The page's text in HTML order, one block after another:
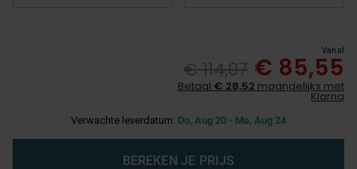
Vanaf
€ 114,07 € 85,55
Betaal € 28,52 maandelijks met
Klarna
Verwachte leverdatum: Do, Aug 20 - Ma, Aug 24
BEREKEN JE PRIJS